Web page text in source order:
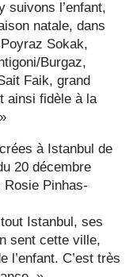
suivons l’enfant,
natale, dans
Sokak,
Burgaz,
Faik, grand
ainsi fidèle à la
à Istanbul de
20 décembre
Rosie Pinhas-
Istanbul, ses
sent cette ville,
l’enfant. C’est très